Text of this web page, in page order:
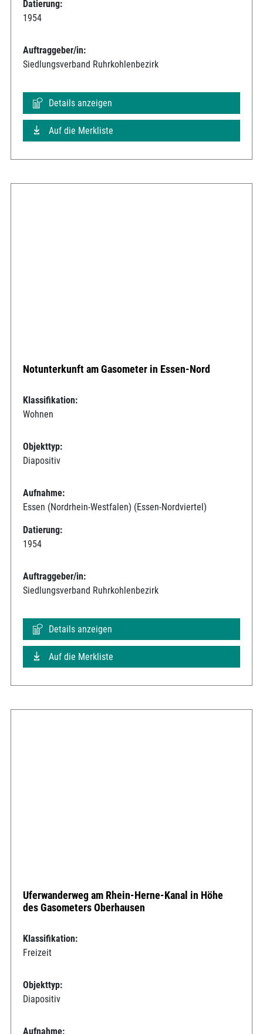
Datierung:
1954
Auftraggeber/in:
Siedlungsverband Ruhrkohlenbezirk
Details anzeigen
Auf die Merkliste
Notunterkunft am Gasometer in Essen-Nord
Klassifikation:
Wohnen
Objekttyp:
Diapositiv
Aufnahme:
Essen (Nordrhein-Westfalen) (Essen-Nordviertel)
Datierung:
1954
Auftraggeber/in:
Siedlungsverband Ruhrkohlenbezirk
Details anzeigen
Auf die Merkliste
Uferwanderweg am Rhein-Herne-Kanal in Höhe
des Gasometers Oberhausen
Klassifikation:
Freizeit
Objekttyp:
Diapositiv
Aufnahme: